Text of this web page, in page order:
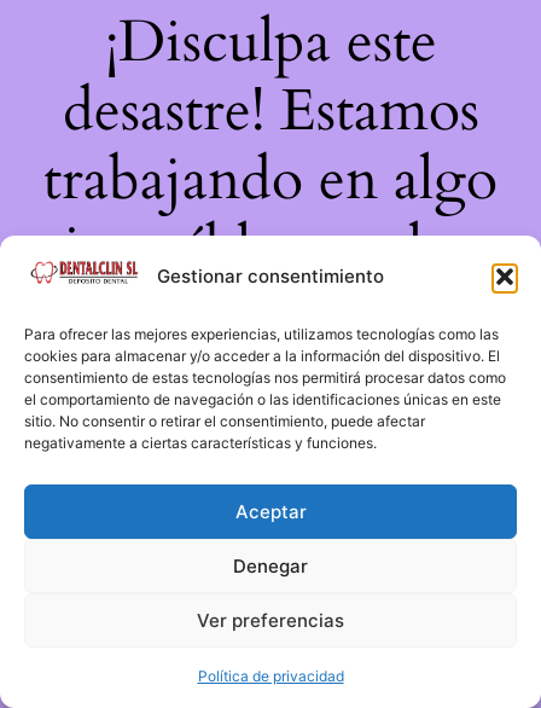
Gestionar consentimiento
Para ofrecer las mejores experiencias, utilizamos tecnologías como las
cookies para almacenar y/o acceder a la información del dispositivo. El
consentimiento de estas tecnologías nos permitirá procesar datos como
el comportamiento de navegación o las identificaciones únicas en este
sitio. No consentir o retirar el consentimiento, puede afectar
negativamente a ciertas características y funciones.
Aceptar
Denegar
Ver preferencias
Política de privacidad
¡Disculpa este
desastre! Estamos
trabajando en algo
increíble, ¡vuelve
pronto!